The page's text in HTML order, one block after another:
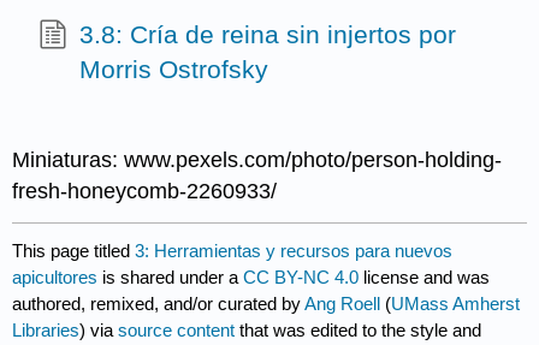
3.8: Cría de reina sin injertos por
Morris Ostrofsky
Miniaturas: www.pexels.com/photo/person-holding-
fresh-honeycomb-2260933/
This page titled3: Herramientas y recursos para nuevos
apicultores is shared under aCC BY-NC 4.0 license and was
authored, remixed, and/or curated byAng Roell (UMass Amherst
Libraries) viasource content that was edited to the style and